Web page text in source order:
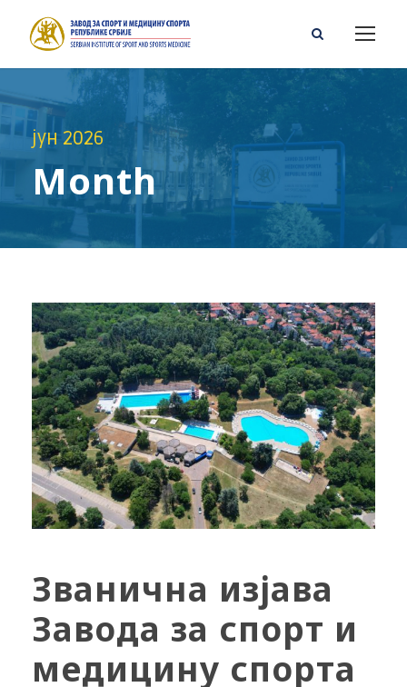
јун 2026
Month
Званична изјава
Завода за спорт и
медицину спорта